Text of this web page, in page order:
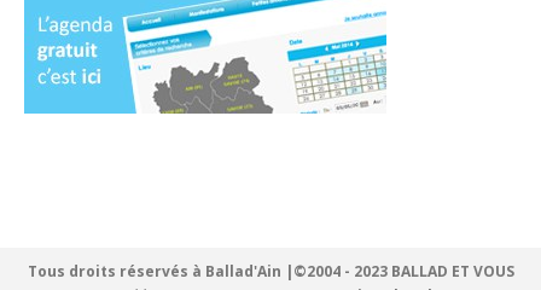
Tous droits réservés à Ballad'Ain |©2004 - 2023 BALLAD ET VOUS